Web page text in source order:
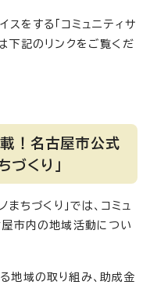
スをする「コミュニティサ
下記のリンクをご覧くだ
！名古屋市公式
づくり」
ちづくり」では、コミュ
屋市内の地域活動につい
域の取り組み、助成金